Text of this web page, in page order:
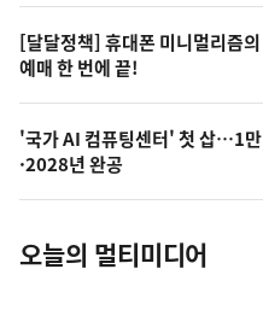
오
늘
의
사
진
[달달정책] 휴대폰 미니멀리즘
예매 한 번에 끝!
'국가 AI 컴퓨팅센터' 첫 삽…1
·2028년 완공
오늘의 멀티미디어